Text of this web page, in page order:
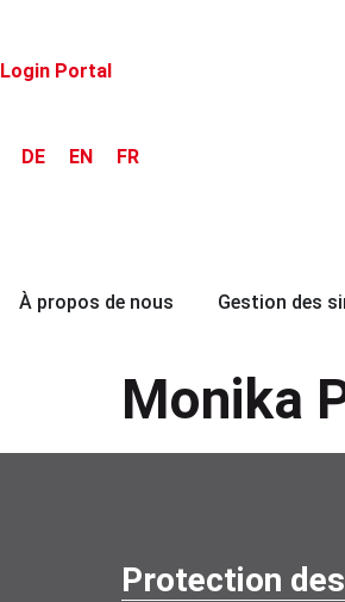
Login Portal
DE EN FR
À propos de nous Gestion des
Monika
Protection